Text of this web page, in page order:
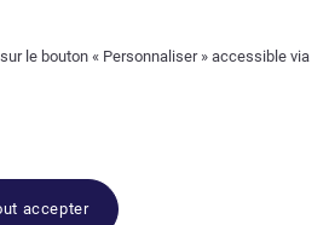
le bouton « Personnaliser » accessible via
accepter